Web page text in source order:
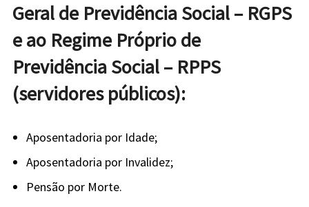
Geral de Previdência Social – RGPS
e ao Regime Próprio de
Previdência Social – RPPS
(servidores públicos):
Aposentadoria por Idade;
Aposentadoria por Invalidez;
Pensão por Morte.